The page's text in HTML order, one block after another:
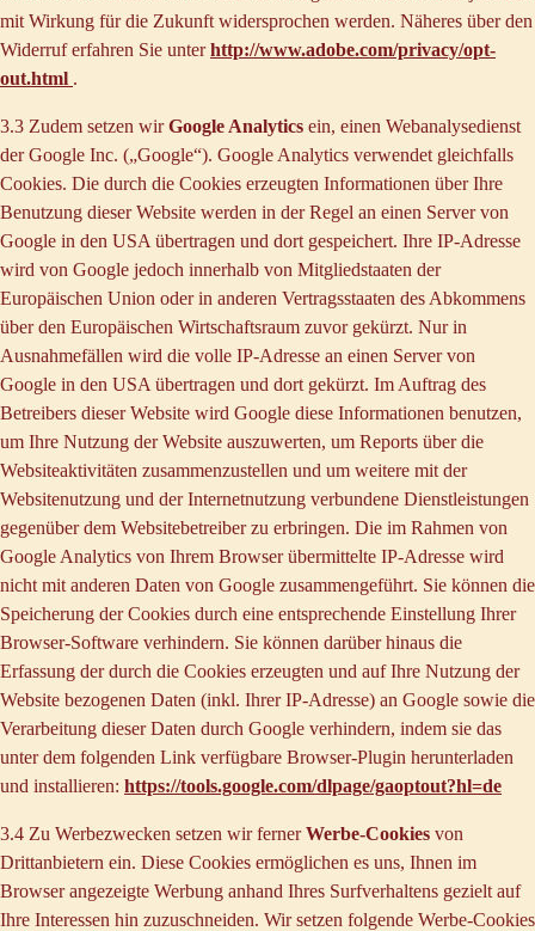
mit Wirkung für die Zukunft widersprochen werden. Näheres über den
Widerruf erfahren Sie unterhttp://www.adobe.com/privacy/opt-
out.html .
3.3 Zudem setzen wirGoogle Analytics ein, einen Webanalysedienst
der Google Inc. („Google“). Google Analytics verwendet gleichfalls
Cookies. Die durch die Cookies erzeugten Informationen über Ihre
Benutzung dieser Website werden in der Regel an einen Server von
Google in den USA übertragen und dort gespeichert. Ihre IP-Adresse
wird von Google jedoch innerhalb von Mitgliedstaaten der
Europäischen Union oder in anderen Vertragsstaaten des Abkommens
über den Europäischen Wirtschaftsraum zuvor gekürzt. Nur in
Ausnahmefällen wird die volle IP-Adresse an einen Server von
Google in den USA übertragen und dort gekürzt. Im Auftrag des
Betreibers dieser Website wird Google diese Informationen benutzen,
um Ihre Nutzung der Website auszuwerten, um Reports über die
Websiteaktivitäten zusammenzustellen und um weitere mit der
Websitenutzung und der Internetnutzung verbundene Dienstleistungen
gegenüber dem Websitebetreiber zu erbringen. Die im Rahmen von
Google Analytics von Ihrem Browser übermittelte IP-Adresse wird
nicht mit anderen Daten von Google zusammengeführt. Sie können die
Speicherung der Cookies durch eine entsprechende Einstellung Ihrer
Browser-Software verhindern. Sie können darüber hinaus die
Erfassung der durch die Cookies erzeugten und auf Ihre Nutzung der
Website bezogenen Daten (inkl. Ihrer IP-Adresse) an Google sowie die
Verarbeitung dieser Daten durch Google verhindern, indem sie das
unter dem folgenden Link verfügbare Browser-Plugin herunterladen
und installieren: https://tools.google.com/dlpage/gaoptout?hl=de
3.4 Zu Werbezwecken setzen wir fernerWerbe-Cookies von
Drittanbietern ein. Diese Cookies ermöglichen es uns, Ihnen im
Browser angezeigte Werbung anhand Ihres Surfverhaltens gezielt auf
Ihre Interessen hin zuzuschneiden. Wir setzen folgende Werbe-Cookies